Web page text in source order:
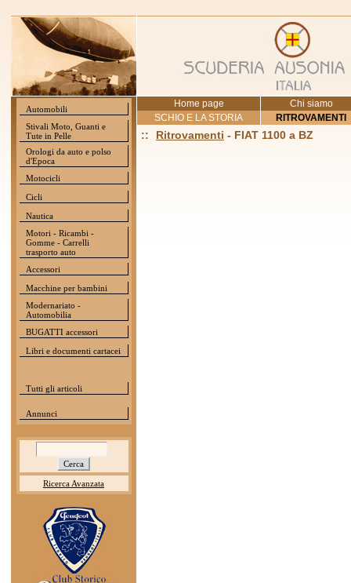
Automobili
Stivali Moto, Guanti e
Tute in Pelle
Orologi da auto e polso
d'Epoca
Motocicli
Cicli
Nautica
Motori - Ricambi -
Gomme - Carrelli
trasporto auto
Accessori
Macchine per bambini
Modernariato -
Automobilia
BUGATTI accessori
Libri e documenti cartacei
Tutti gli articoli
Annunci
Ricerca Avanzata
Home page
Chi siamo
SCHIO E LA STORIA
RITROVAMENTI
:: Ritrovamenti - FIAT 1100 a BZ